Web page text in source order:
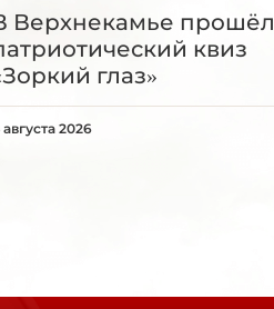
Верхнекамье прошёл
квиз
глаз»
августа 2026